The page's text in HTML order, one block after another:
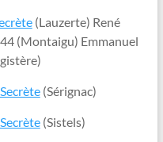
(Lauzerte) René
(Montaigu) Emmanuel
(Sérignac)
(Sistels)